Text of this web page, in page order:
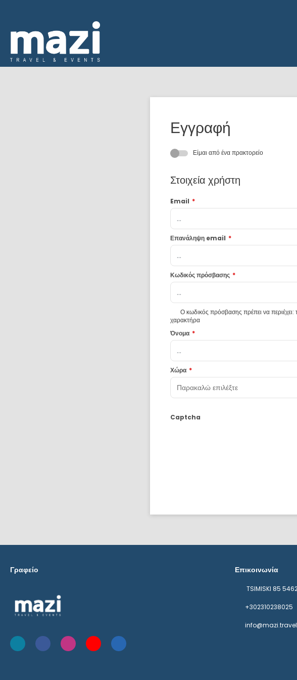
Εγγραφή
Είμαι από ένα πρακτορείο
Στοιχεία χρήστη
Email *
Επανάληψη email *
Κωδικός πρόσβασης *
Ο κωδικός πρόσβασης πρέπει να περιέχει:
χαρακτήρα
Όνομα *
Χώρα *
Captcha
Γραφείο Επικοινωνία
TSIMISKI 85
+302310238025
info@mazi.travel